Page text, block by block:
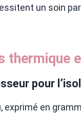
un soin
thermique
pour
exprimé en